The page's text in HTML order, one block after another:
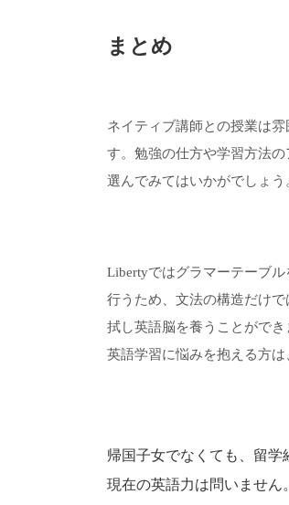
まとめ
ネイティブ講師との授業は
す。勉強の仕方や学習方法
選んでみてはいかがでしょう
Libertyではグラマーテーブ
行うため、文法の構造だけ
拭し英語脳を養うことができ
英語学習に悩みを抱える方
帰国子女でなくても、留学
現在の英語力は問いません